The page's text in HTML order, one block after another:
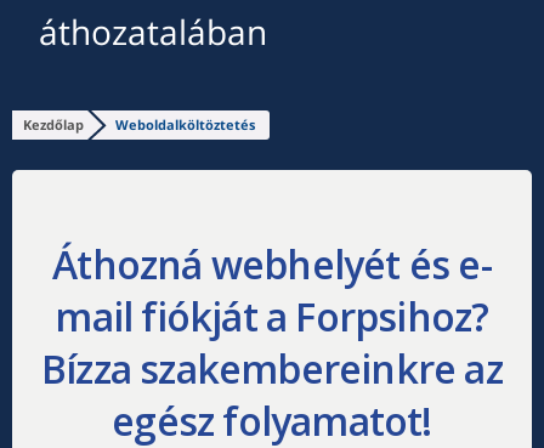
áthozatalában
Kezdőlap Weboldalköltöztetés
Áthozná webhelyét és e-
mail fiókját a Forpsihoz?
Bízza szakembereinkre az
egész folyamatot!